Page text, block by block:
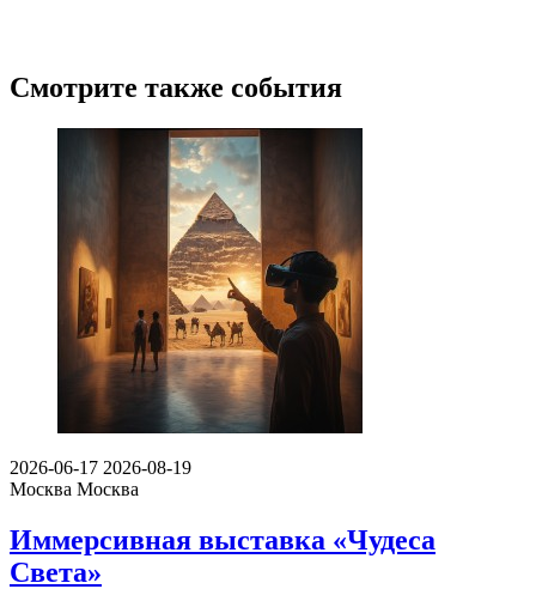
Смотрите также события
2026-06-17 2026-08-19
Москва Москва
Иммерсивная выставка «Чудеса
Света»